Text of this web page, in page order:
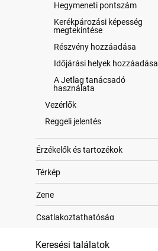
Hegymeneti pontszám
Kerékpározási képesség
megtekintése
Részvény hozzáadása
Időjárási helyek hozzáadása
A Jetlag tanácsadó
használata
Vezérlők
Reggeli jelentés
Érzékelők és tartozékok
Térkép
Zene
Csatla​koztat​hatóság
Felhasz​nálói profil
Keresési találatok